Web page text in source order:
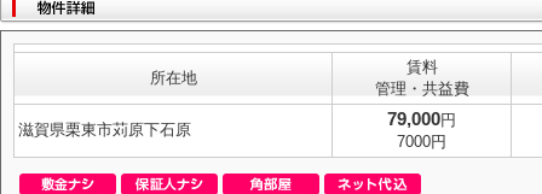
所在地
賃料
管理・共益費
滋賀県栗東市苅原下石原
79,000円
7000円